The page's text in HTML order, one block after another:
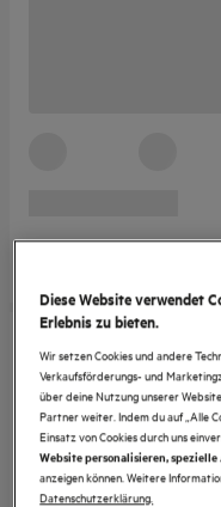
Diese Website verwendet
Erlebnis zu bieten.
Wir setzen Cookies und andere
Verkaufsförderungs- und
über deine Nutzung unserer
Partner weiter. Indem du auf „Alle
Einsatz von Cookies durch uns
Website personalisieren, spezielle
anzeigen können. Weitere
Datenschutzerklärung.